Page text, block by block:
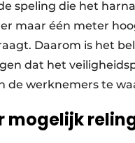
speling die het
maar één meter
Daarom is het
dat het
de werknemers te
mogelijk